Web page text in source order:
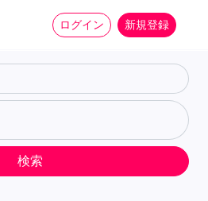
ログイン 新規登録
検索